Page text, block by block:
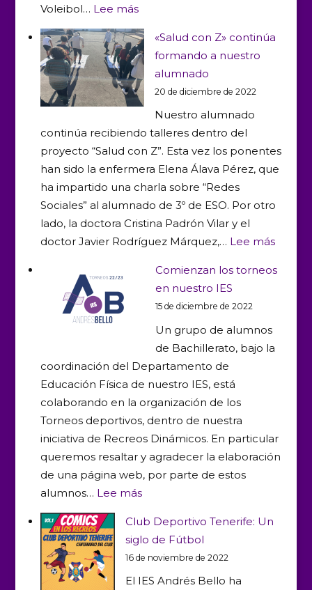
Voleibol… Lee más:
¡Que
comiencen
los
torneos!
«Salud con Z» continúa
formando a nuestro
alumnado
20 de diciembre de 2022
Nuestro alumnado
continúa recibiendo talleres dentro del
proyecto “Salud con Z”. Esta vez los ponentes
han sido la enfermera Elena Álava Pérez, que
ha impartido una charla sobre “Redes
Sociales” al alumnado de 3º de ESO. Por otro
lado, la doctora Cristina Padrón Vilar y el
doctor Javier Rodríguez Márquez,… Lee más:
con
a
Comienzan los torneos
en nuestro IES
15 de diciembre de 2022
Un grupo de alumnos
de Bachillerato, bajo la
coordinación del Departamento de
Educación Física de nuestro IES, está
colaborando en la organización de los
Torneos deportivos, dentro de nuestra
iniciativa de Recreos Dinámicos. En particular
queremos resaltar y agradecer la elaboración
de una página web, por parte de estos
alumnos… Lee más:
los
torneos
en
nuestro
Club Deportivo Tenerife: Un
siglo de Fútbol
16 de noviembre de 2022
El IES Andrés Bello ha